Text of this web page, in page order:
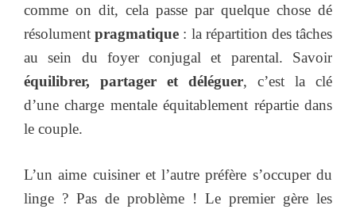
comme on dit, cela passe par quelque chose dé
résolumentpragmatique : la répartition des tâches
au sein du foyer conjugal et parental. Savoir
équilibrer, partager et déléguer, c’est la clé
d’une charge mentale équitablement répartie dans
le couple.
L’un aime cuisiner et l’autre préfère s’occuper du
linge ? Pas de problème ! Le premier gère les